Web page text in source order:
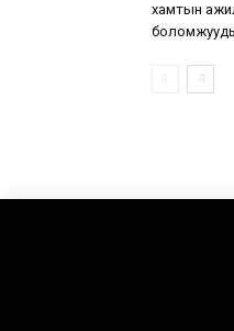
хамтын